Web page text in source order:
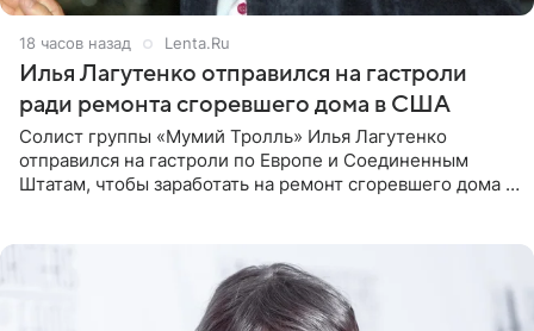
18 часов назад Lenta.Ru
Илья Лагутенко отправился на гастроли
ради ремонта сгоревшего дома в США
Солист группы «Мумий Тролль» Илья Лагутенко
отправился на гастроли по Европе и Соединенным
Штатам, чтобы заработать на ремонт сгоревшего дома в